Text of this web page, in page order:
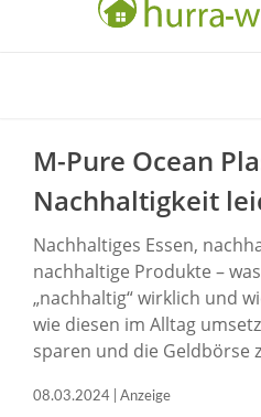
M-Pure Ocean
Nachhaltigkeit
Nachhaltiges Essen,
nachhaltige Produkte –
„nachhaltig“ wirklich und
wie diesen im Alltag
sparen und die Geldbörse
08.03.2024 | Anzeige